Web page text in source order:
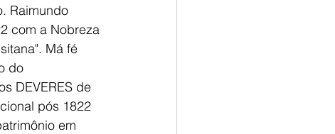
Raimundo
com a Nobreza
Má fé
do
DEVERES de
pós 1822
em